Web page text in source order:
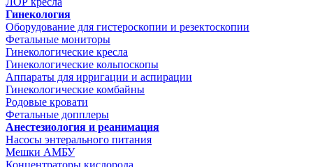
Гинекология
Оборудование для гистероскопии и резектоскопии
Фетальные мониторы
Гинекологические кресла
Гинекологические кольпоскопы
Аппараты для ирригации и аспирации
Гинекологические комбайны
Родовые кровати
Фетальные допплеры
Анестезиология и реанимация
Насосы энтерального питания
Мешки АМБУ
Концентраторы кислорода